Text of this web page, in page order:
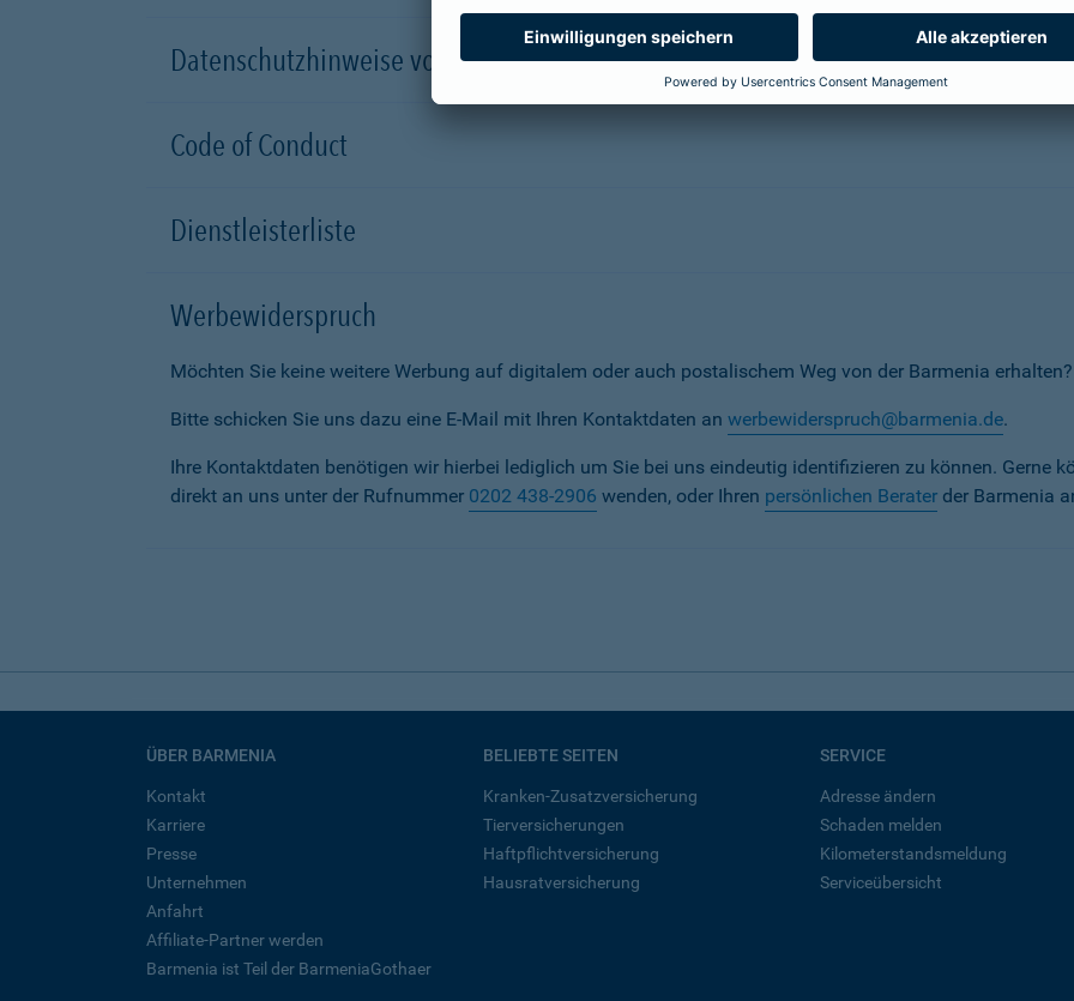
Datenschutzhinweise von Partnerunternehmen
Code of Conduct
Dienstleisterliste
Werbewiderspruch
Möchten Sie keine weitere Werbung auf digitalem oder auch postalischem Weg von der Barmenia
Bitte schicken Sie uns dazu eine E-Mail mit Ihren Kontaktdaten an werbewiderspruch@barmenia.de.
Ihre Kontaktdaten benötigen wir hierbei lediglich um Sie bei uns eindeutig identifizieren zu können. Gerne
direkt an uns unter der Rufnummer 0202 438-2906 wenden, oder Ihren persönlichen Berater der Barmenia
ÜBER BARMENIA
Kontakt
Karriere
Presse
Unternehmen
Anfahrt
Affiliate-Partner werden
Barmenia ist Teil der BarmeniaGothaer
BELIEBTE SEITEN
Kranken-Zusatzversicherung
Tierversicherungen
Haftpflichtversicherung
Hausratversicherung
SERVICE
Adresse ändern
Schaden melden
Kilometerstandsmeldung
Serviceübersicht